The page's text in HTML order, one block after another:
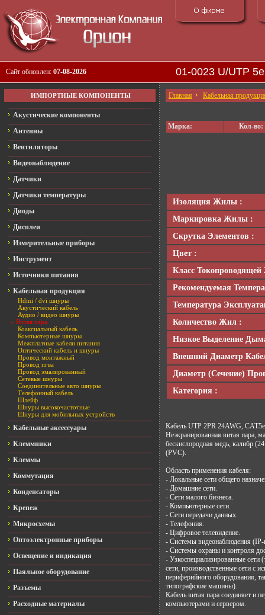
Сайт обновлен: 07-08-2026 01-0023 U/UTP
ИМПОРТНЫЕ КОМПОНЕНТЫ
Акустические компоненты
Антенны
Вентиляторы
Видеонаблюдение
Датчики
Датчики температуры
Диоды
Дисплеи
Измерительные приборы
Инструмент
Источники питания
Кабельная продукция
Hdmi / dvi шнуры
Акустический кабель
Аудио / видео шнуры
» Витая пара
Коаксиальный кабель
Компьютерные шнуры
Межплатные кабели питания
Оптический кабель и шнуры
Провод монтажный
Провод пгва
Провод эмалированный
Сетевые шнуры
Соединительные авто шнуры
Телефонный кабель
Шлейф
Шнуры высокочастотные
Шнуры для мобильных устройств
Кабельные аксессуары
Клеммники
Клеммы
Коммутация
Конденсаторы
Крепеж
Микросхемы
Оптоэлектронные приборы
Освещение и индикация
Паяльное оборудование
Разъемы
Расходные материалы
Главная Кабельная
Марка: Кол-во:
Изоляция Жилы :
Маркировка Жилы :
Скрутка Элементов :
Цвет :
Класс
Рекомендуемая
Температура
Количество Жил :
Низкое Выделение
Внешний Диаметр
Диаметр (сечение)
Категория :
Кабель UTP 2PR 24AWG,
Неэкранированная витая пара,
бескислородная медь, калибр
(PVC).
Область применения кабеля:
- Локальные сети общего
- Домашние сети.
- Сети малого бизнеса.
- Компьютерные сети.
- Сети передачи данных.
- Телефония.
- Цифровое телевидение.
- Системы видеонаблюдения
- Системы охраны и контроля
- Узкоспециализированные сети
сети, производственные сети с
периферийного оборудования,
типографские машины).
Кабель витая пара соединяет и
компьютерами и сервером.